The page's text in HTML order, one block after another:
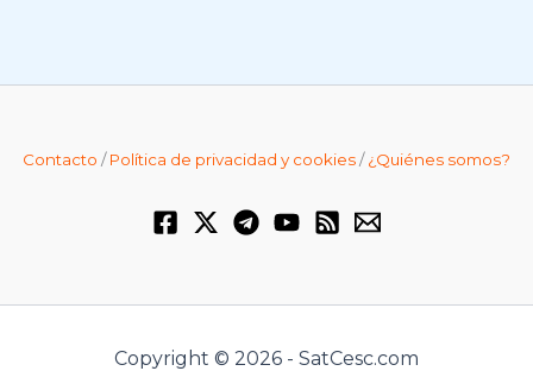
Contacto /Política de privacidad y cookies/¿Quiénes somos?
Copyright © 2026 - SatCesc.com